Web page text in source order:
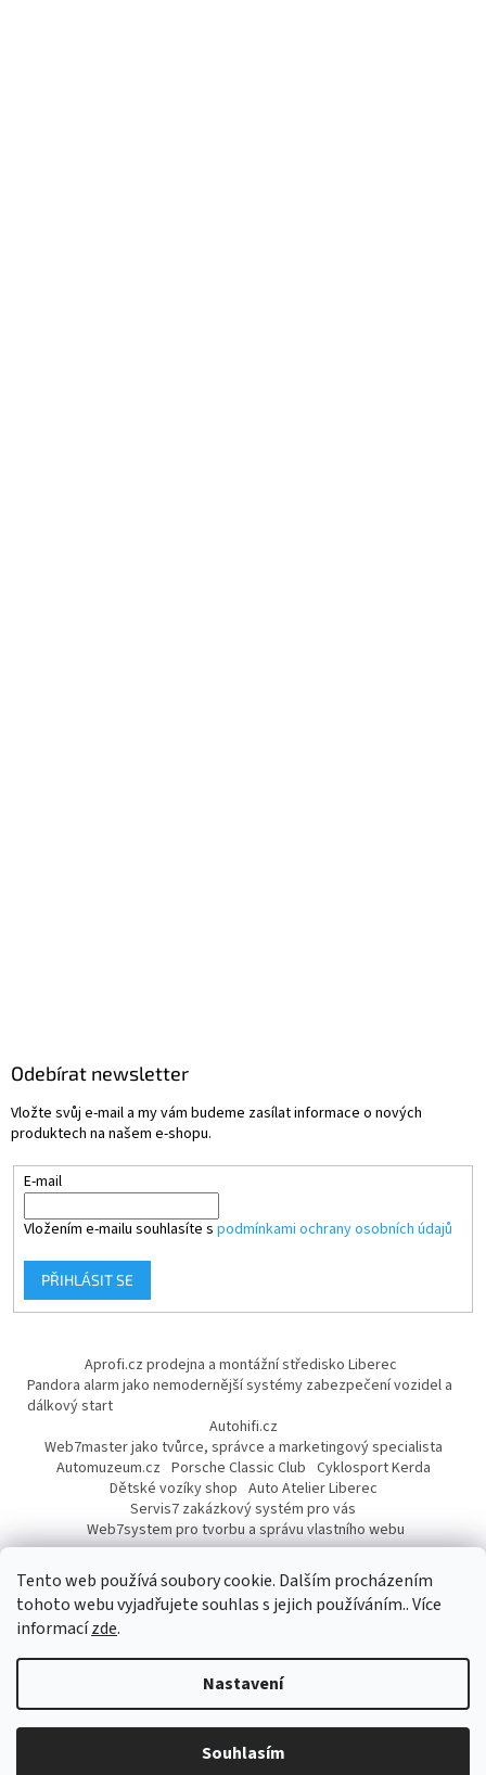
Tento web používá soubory cookie. Dalším procházením
tohoto webu vyjadřujete souhlas s jejich používáním.. Více
informacízde.
Nastavení
Souhlasím
Odebírat newsletter
Vložte svůj e-mail a my vám budeme zasílat informace o nových
produktech na našem e-shopu.
E-mail
Vložením e-mailu souhlasíte s podmínkami ochrany osobních údajů
PŘIHLÁSIT SE
Aprofi.cz prodejna a montážní středisko Liberec
Pandora alarm jako nemodernější systémy zabezpečení vozidel a
dálkový start
Autohifi.cz
Web7master jako tvůrce, správce a marketingový specialista
Automuzeum.cz Porsche Classic Club Cyklosport Kerda
Dětské vozíky shop Auto Atelier Liberec
Servis7 zakázkový systém pro vás
Web7system pro tvorbu a správu vlastního webu
Dárek
Copyright 2026AUTOPROFI CZ. Všechna práva vyhrazena.Upravit
nastavení cookies